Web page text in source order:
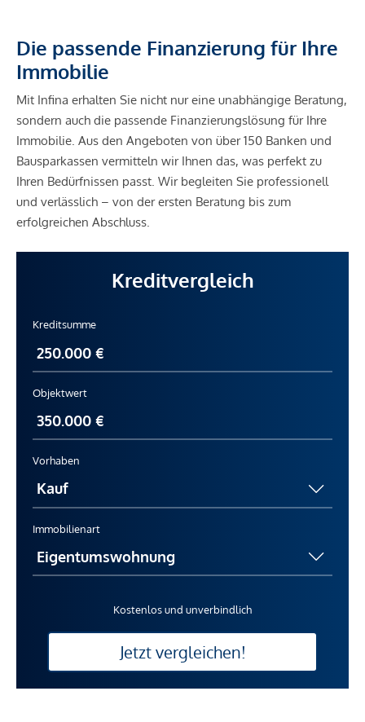
Die passende Finanzierung für Ihre
Immobilie
Mit Infina erhalten Sie nicht nur eine unabhängige Beratung,
sondern auch die passende Finanzierungslösung für Ihre
Immobilie. Aus den Angeboten von über 150 Banken und
Bausparkassen vermitteln wir Ihnen das, was perfekt zu
Ihren Bedürfnissen passt. Wir begleiten Sie professionell
und verlässlich – von der ersten Beratung bis zum
erfolgreichen Abschluss.
Kreditvergleich
Kreditsumme
Objektwert
Vorhaben
Immobilienart
Kostenlos und unverbindlich
Jetzt vergleichen!